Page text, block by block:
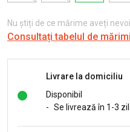
Nu știți de ce mărime aveți
Consultați tabelul de mărimi
Livrare la domiciliu
Disponibil
- Se livrează în 1-3